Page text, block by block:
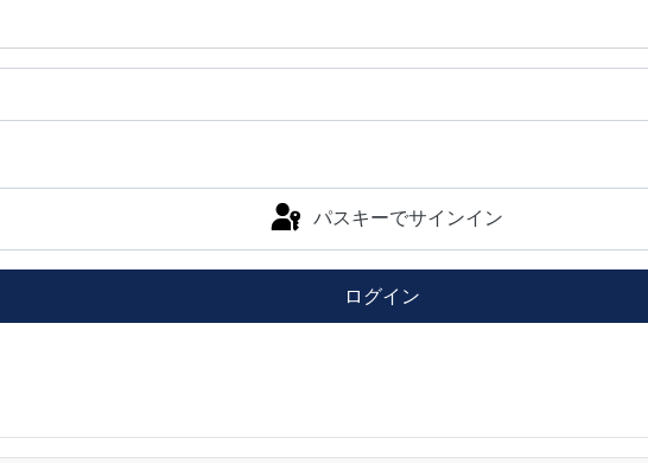
パスキーでサインイン
ログイン